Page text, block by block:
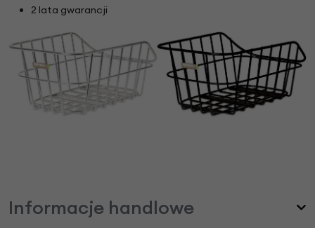
2 lata gwarancji
Informacje handlowe